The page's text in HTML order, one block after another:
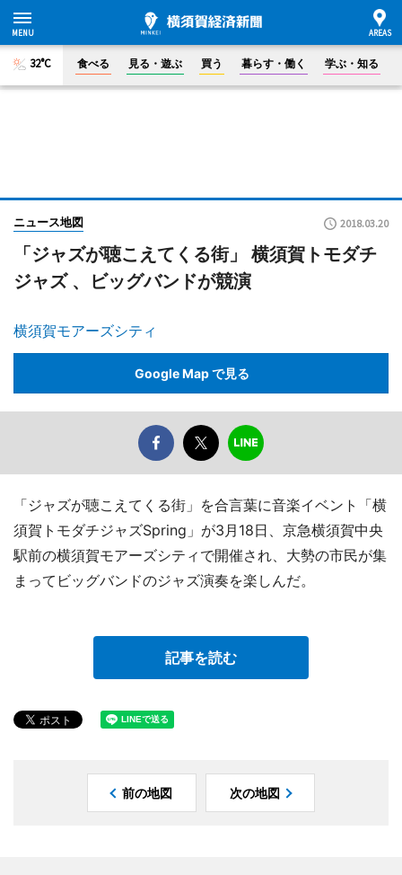
32°C 食べる 見る・遊ぶ 買う 暮らす・働く 学ぶ・知る
ニュース地図 2018.03.20
「ジャズが聴こえてくる街」 横須賀トモダチ
ジャズ 、ビッグバンドが競演
横須賀モアーズシティ
Google Map で見る
「ジャズが聴こえてくる街」を合言葉に音楽イベント「横
須賀トモダチジャズSpring」が3月18日、京急横須賀中央
駅前の横須賀モアーズシティで開催され、大勢の市民が集
まってビッグバンドのジャズ演奏を楽しんだ。
記事を読む
前の地図 次の地図